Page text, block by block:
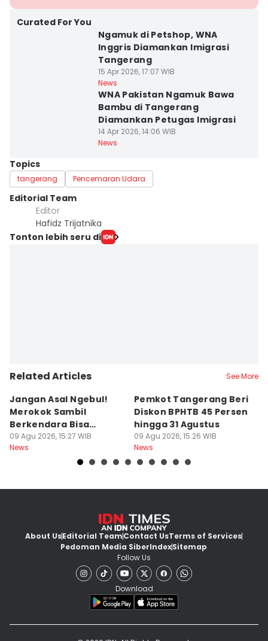
Curated For You
Ngamuk di Petshop, WNA
Inggris Diamankan Imigrasi
Tangerang
15 Apr 2026, 17:07 WIB
News
WNA Pakistan Ngamuk Bawa
Bambu di Tangerang
Diamankan Petugas Imigrasi
14 Apr 2026, 14:06 WIB
News
Topics
tangerang Pencemaran Udara
Editorial Team
Editor
Hafidz Trijatnika
Tonton lebih seru di
Related Articles See More
Jangan Asal Ngebul!
Merokok Sambil
Berkendara Bisa
Didenda Rp750 Ribu
09 Agu 2026, 15:27 WIB
News
Pemkot Tangerang Beri
Diskon BPHTB 45 Persen
hingga 31 Agustus
09 Agu 2026, 15:26 WIB
News
About UsEditorial TeamContact UsTerms of Services
Pedoman Media SiberIndexSitemap
Follow Us
Download